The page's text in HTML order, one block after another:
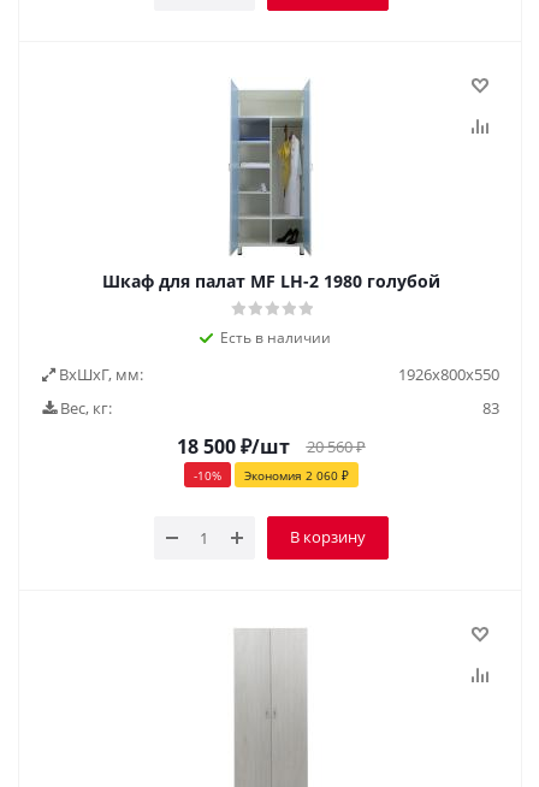
Шкаф для палат MF LH-2 1980 голубой
Есть в наличии
ВxШxГ, мм:
1926x800x550
Вес, кг:
83
18 500₽/шт 20 560₽
-10% Экономия 2 060₽
В корзину